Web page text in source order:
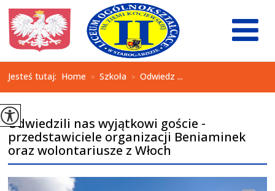
Jesteś tutaj: Home > Szkoła > Odwiedz ...
Odwiedzili nas wyjątkowi goście -
przedstawiciele organizacji Beniaminek
oraz wolontariusze z Włoch